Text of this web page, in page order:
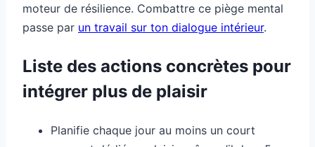
moteur de résilience. Combattre ce piège mental
passe par un travail sur ton dialogue intérieur.
Liste des actions concrètes pour
intégrer plus de plaisir
Planifie chaque jour au moins un court